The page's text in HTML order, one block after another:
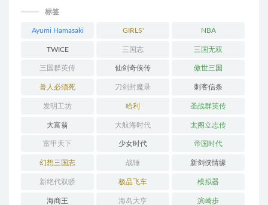
标签
Ayumi Hamasaki GIRLS'
GENERATION
NBA
TWICE 三国志 三国无双
三国群英传 仙剑奇侠传 傲世三国
兽人必须死 刀剑封魔录 刺客信条
发明工坊 哈利 圣战群英传
大富翁 大航海时代 太阁立志传
富甲天下 少女时代 帝国时代
幻想三国志 战锤 新剑侠情缘
新绝代双骄 极品飞车 模拟器
海商王 海岛大亨 滨崎步